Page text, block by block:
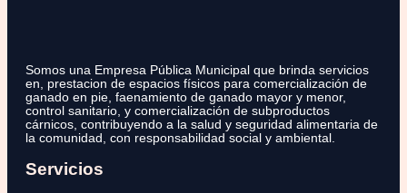
Somos una Empresa Pública Municipal que brinda servicios
en, prestacion de espacios físicos para comercialización de
ganado en pie, faenamiento de ganado mayor y menor,
control sanitario, y comercialización de subproductos
cárnicos, contribuyendo a la salud y seguridad alimentaria de
la comunidad, con responsabilidad social y ambiental.
Servicios